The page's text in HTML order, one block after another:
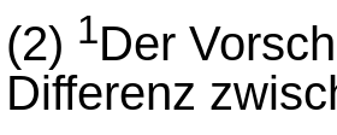
(2) 1Der
Differenz